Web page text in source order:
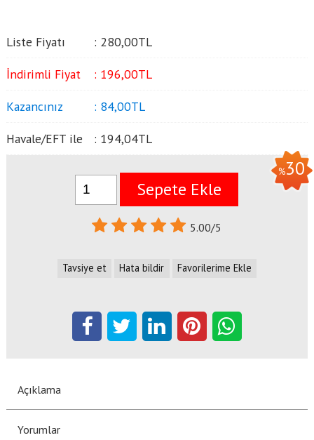
Liste Fiyatı : 280,00TL
İndirimli Fiyat : 196,00TL
Kazancınız : 84,00TL
Havale/EFT ile : 194,04TL
%30
Sepete Ekle
5.00/5
Tavsiye et Hata bildir Favorilerime Ekle
Açıklama
Yorumlar